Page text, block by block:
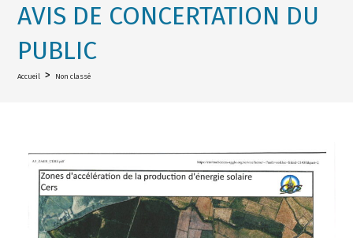
AVIS DE CONCERTATION DU
PUBLIC
Accueil > Non classé